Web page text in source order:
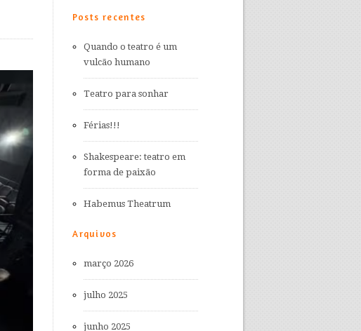
Posts recentes
Quando o teatro é um
vulcão humano
Teatro para sonhar
Férias!!!
Shakespeare: teatro em
forma de paixão
Habemus Theatrum
Arquivos
março 2026
julho 2025
junho 2025